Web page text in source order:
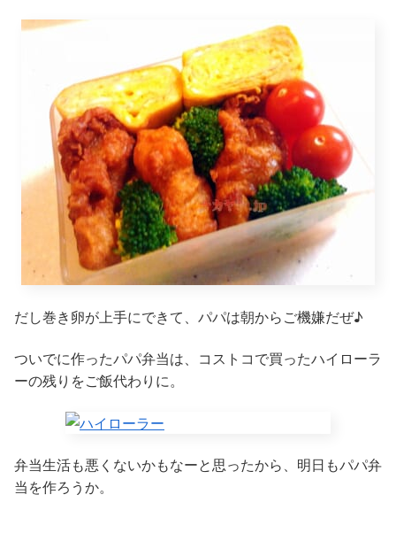
だし巻き卵が上手にできて、パパは朝からご機嫌だぜ♪
ついでに作ったパパ弁当は、コストコで買ったハイローラ
ーの残りをご飯代わりに。
弁当生活も悪くないかもなーと思ったから、明日もパパ弁
当を作ろうか。